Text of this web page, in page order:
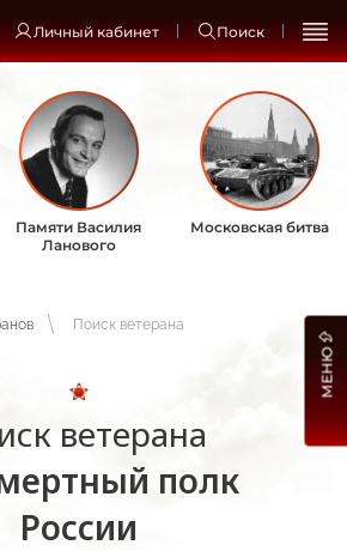
Личный кабинет Поиск
Памяти Василия
Ланового
Московская битва
Поиск ветерана
ветерана
полк
России
МЕНЮ